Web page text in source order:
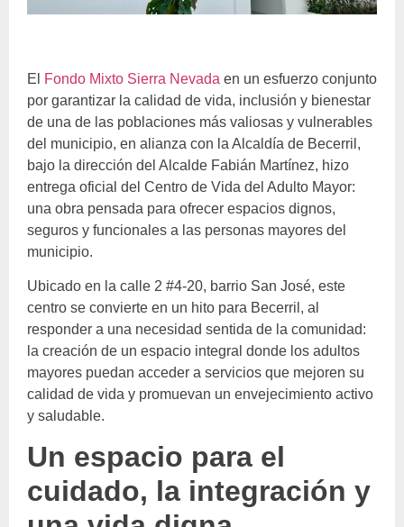
El Fondo Mixto Sierra Nevada en un esfuerzo conjunto
por garantizar la calidad de vida, inclusión y bienestar
de una de las poblaciones más valiosas y vulnerables
del municipio, en alianza con la Alcaldía de Becerril,
bajo la dirección del Alcalde Fabián Martínez, hizo
entrega oficial del Centro de Vida del Adulto Mayor:
una obra pensada para ofrecer espacios dignos,
seguros y funcionales a las personas mayores del
municipio.
Ubicado en la calle 2 #4-20, barrio San José, este
centro se convierte en un hito para Becerril, al
responder a una necesidad sentida de la comunidad:
la creación de un espacio integral donde los adultos
mayores puedan acceder a servicios que mejoren su
calidad de vida y promuevan un envejecimiento activo
y saludable.
Un espacio para el
cuidado, la integración y